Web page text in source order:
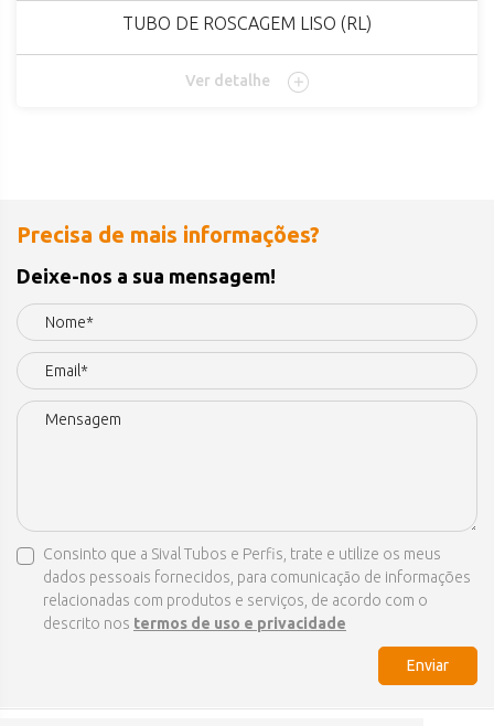
TUBO DE ROSCAGEM LISO (RL)
Ver detalhe
Precisa de mais informações?
Deixe-nos a sua mensagem!
Consinto que a Sival Tubos e Perfis, trate e utilize os meus
dados pessoais fornecidos, para comunicação de informações
relacionadas com produtos e serviços, de acordo com o
descrito nos termos de uso e privacidade
Enviar